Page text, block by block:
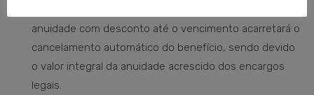
anuidade com desconto até o vencimento acarretará o
cancelamento automático do benefício, sendo devido
o valor integral da anuidade acrescido dos encargos
legais.